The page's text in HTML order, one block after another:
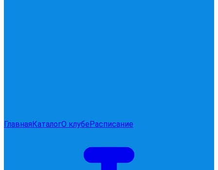
ГлавнаяКаталогО клубеРасписание